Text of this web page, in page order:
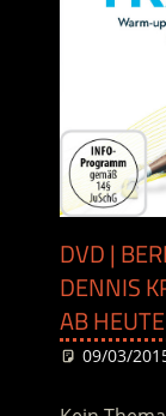
DVD |
DENNIS
AB
09/03/